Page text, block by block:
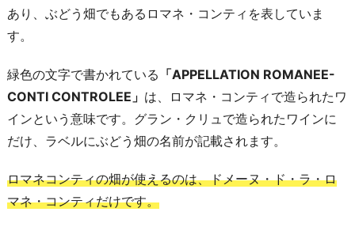
あり、ぶどう畑でもあるロマネ・コンティを表していま
す。
緑色の文字で書かれている 「APPELLATION ROMANEE-
CONTI CONTROLEE」 は、ロマネ・コンティで造られたワ
インという意味です。グラン・クリュで造られたワインに
だけ、ラベルにぶどう畑の名前が記載されます。
ロマネコンティの畑が使えるのは、ドメーヌ・ド・ラ・ロ
マネ・コンティだけです。